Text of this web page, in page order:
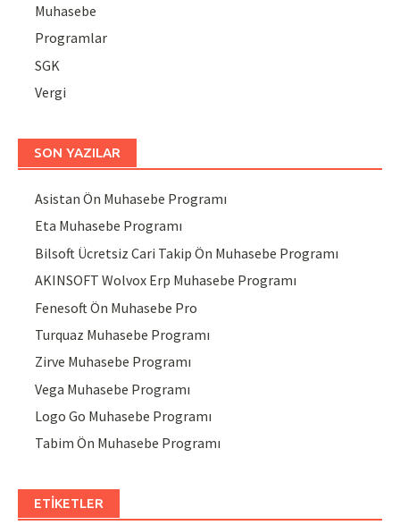
Muhasebe
Programlar
SGK
Vergi
SON YAZILAR
Asistan Ön Muhasebe Programı
Eta Muhasebe Programı
Bilsoft Ücretsiz Cari Takip Ön Muhasebe Programı
AKINSOFT Wolvox Erp Muhasebe Programı
Fenesoft Ön Muhasebe Pro
Turquaz Muhasebe Programı
Zirve Muhasebe Programı
Vega Muhasebe Programı
Logo Go Muhasebe Programı
Tabim Ön Muhasebe Programı
ETIKETLER